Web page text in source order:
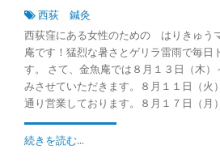
西荻 鍼灸
西荻窪にある女性のための はりきゅう
庵です！猛烈な暑さとゲリラ雷雨で毎日
す。 さて、金魚庵では８月１３日（木
みさせていただきます。８月１１日（
通り営業しております。８月１７日（月
続きを読む...